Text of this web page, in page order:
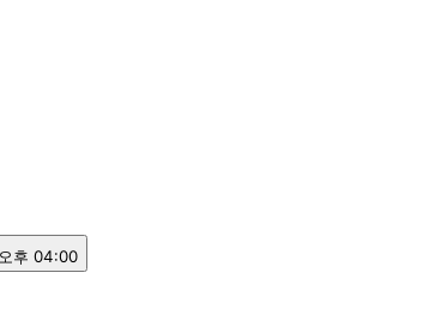
후 04:00